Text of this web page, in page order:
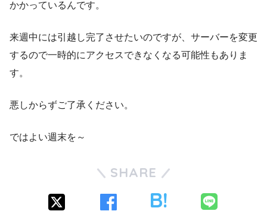
かかっているんです。
来週中には引越し完了させたいのですが、サーバーを変更
するので一時的にアクセスできなくなる可能性もありま
す。
悪しからずご了承ください。
ではよい週末を～
SHARE